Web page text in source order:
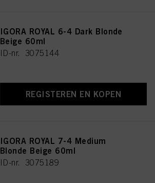
IGORA ROYAL 6-4 Dark Blonde
Beige 60ml
ID-nr. 3075144
REGISTEREN EN KOPEN
IGORA ROYAL 7-4 Medium
Blonde Beige 60ml
ID-nr. 3075189